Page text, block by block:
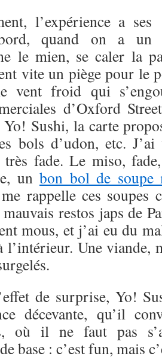
l’expérience a ses
quand on a un
le mien, se caler la
vite un piège pour le
vent froid qui
d’Oxford
Yo! Sushi, la carte
bols d’udon, etc.
très fade. Le miso,
un bon bol de soupe
rappelle ces soupes
restos japs de
mous, et j’ai eu du
l’intérieur. Une viande,
de surprise, Yo!
décevante, qu’il
où il ne faut pas
base : c’est fun, mais